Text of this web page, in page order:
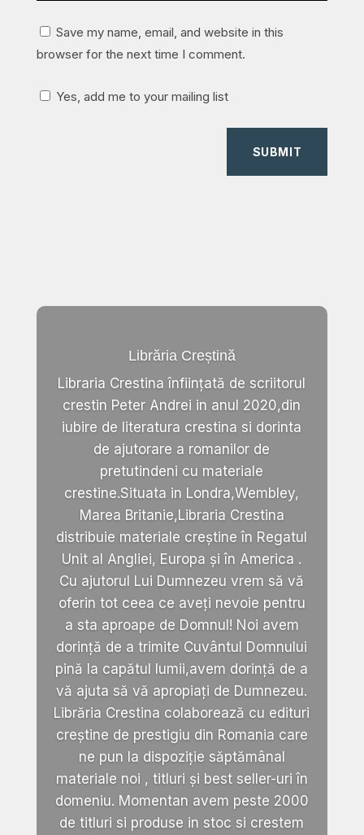
Save my name, email, and website in this
browser for the next time I comment.
Yes, add me to your mailing list
SUBMIT
Librăria Creștină
Libraria Crestina înființată de scriitorul
crestin Peter Andrei in anul 2020,din
iubire de literatura crestina si dorinta
de ajutorare a romanilor de
pretutindeni cu materiale
crestine.Situata in Londra,Wembley,
Marea Britanie,Libraria Crestina
distribuie materiale creștine în Regatul
Unit al Angliei, Europa și în America .
Cu ajutorul Lui Dumnezeu vrem să vă
oferin tot ceea ce aveți nevoie pentru
a sta aproape de Domnul! Noi avem
dorință de a trimite Cuvântul Domnului
pină la capătul lumii,avem dorință de a
vă ajuta să vă apropiați de Dumnezeu.
Librăria Crestina colaborează cu edituri
creștine de prestigiu din Romania care
ne pun la dispoziție săptămânal
materiale noi , titluri și best seller-uri în
domeniu. Momentan avem peste 2000
de titluri si produse in stoc si crestem